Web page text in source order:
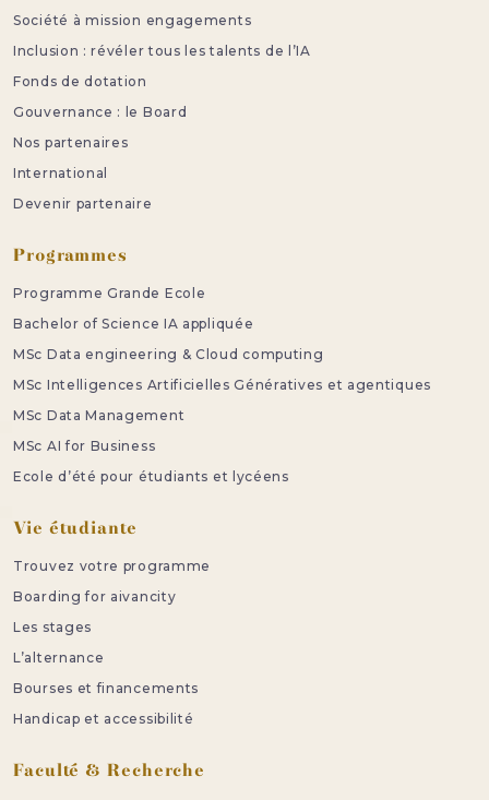
Société à mission engagements
Inclusion : révéler tous les talents de l’IA
Fonds de dotation
Gouvernance : le Board
Nos partenaires
International
Devenir partenaire
Programmes
Programme Grande Ecole
Bachelor of Science IA appliquée
MSc Data engineering & Cloud computing
MSc Intelligences Artificielles Génératives et agentiques
MSc Data Management
MSc AI for Business
Ecole d’été pour étudiants et lycéens
Vie étudiante
Trouvez votre programme
Boarding for aivancity
Les stages
L’alternance
Bourses et financements
Handicap et accessibilité
Faculté & Recherche